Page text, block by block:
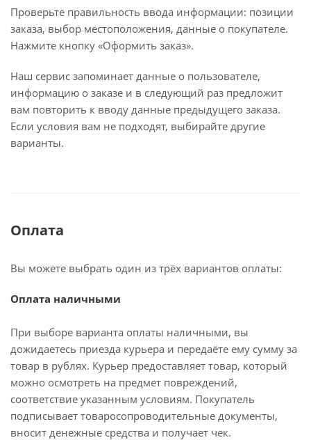
Проверьте правильность ввода информации: позиции
заказа, выбор местоположения, данные о покупателе.
Нажмите кнопку «Оформить заказ».
Наш сервис запоминает данные о пользователе,
информацию о заказе и в следующий раз предложит
вам повторить к вводу данные предыдущего заказа.
Если условия вам не подходят, выбирайте другие
варианты.
Оплата
Вы можете выбрать один из трёх вариантов оплаты:
Оплата наличными
При выборе варианта оплаты наличными, вы
дожидаетесь приезда курьера и передаёте ему сумму за
товар в рублях. Курьер предоставляет товар, который
можно осмотреть на предмет повреждений,
соответствие указанным условиям. Покупатель
подписывает товаросопроводительные документы,
вносит денежные средства и получает чек.